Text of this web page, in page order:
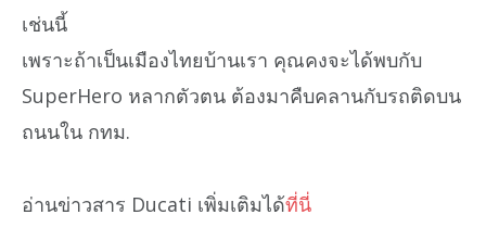
เช่นนี้
เพราะถ้าเป็นเมืองไทยบ้านเรา คุณคงจะได้พบกับ
SuperHero หลากตัวตน ต้องมาคืบคลานกับรถติดบน
ถนนใน กทม.
อ่านข่าวสาร Ducati เพิ่มเติมได้ที่นี่